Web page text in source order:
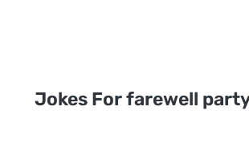
Jokes For farewell